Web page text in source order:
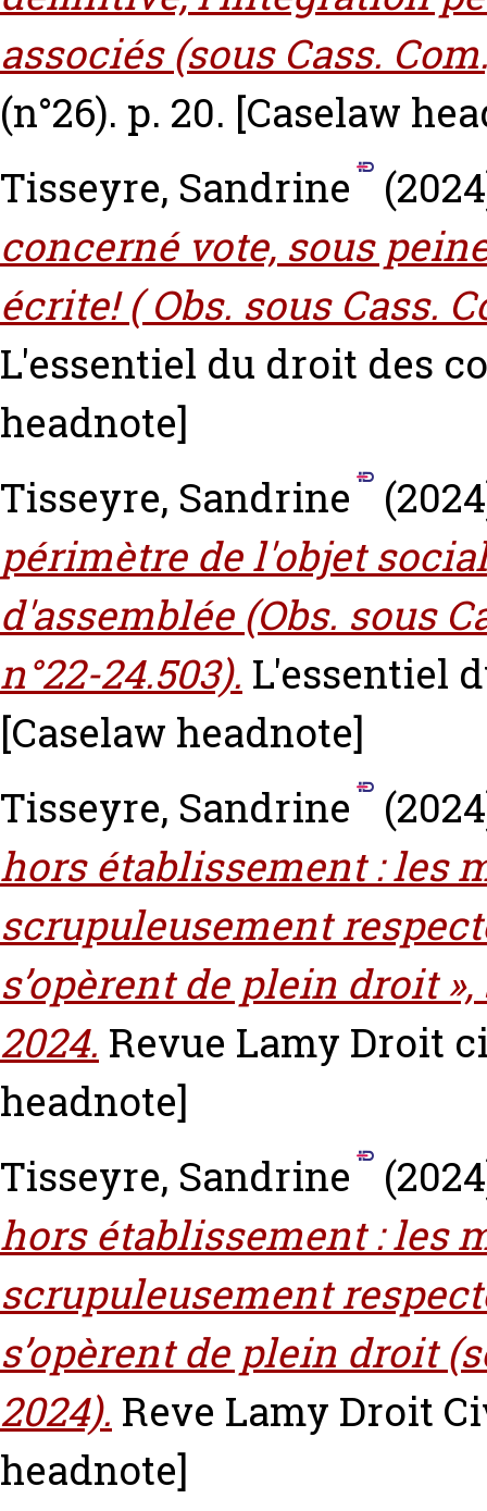
associés (sous Cass.
(n°26). p. 20. [Caselaw
Tisseyre, Sandrine
concerné vote, sous
écrite! ( Obs. sous Cass.
L'essentiel du droit des
headnote]
Tisseyre, Sandrine
périmètre de l'objet
d'assemblée (Obs. sous
n°22-24.503). L'essentiel
[Caselaw headnote]
Tisseyre, Sandrine
hors établissement : les
scrupuleusement
s’opèrent de plein droit
2024. Revue Lamy Droit
headnote]
Tisseyre, Sandrine
hors établissement : les
scrupuleusement
s’opèrent de plein droit
2024). Reve Lamy Droit
headnote]